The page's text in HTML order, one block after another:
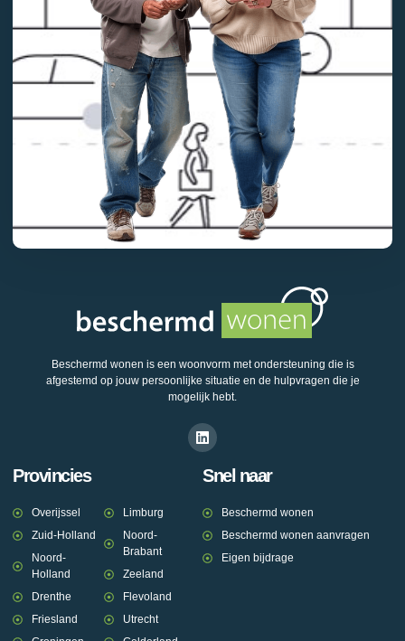
Beschermd wonen is een woonvorm met ondersteuning die is
afgestemd op jouw persoonlijke situatie en de hulpvragen die je
mogelijk hebt.
Provincies
Overijssel
Zuid-Holland
Noord-
Holland
Drenthe
Friesland
Limburg
Noord-
Brabant
Zeeland
Flevoland
Utrecht
Snel naar
Beschermd wonen
Beschermd wonen aanvragen
Eigen bijdrage